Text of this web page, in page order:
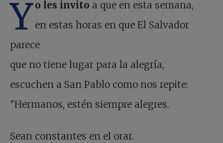
Y o les invito a que en esta semana,
en estas horas en que El Salvador
parece
que no tiene lugar para la alegría,
escuchen a San Pablo como nos repite:
"Hermanos, estén siempre alegres.
Sean constantes en el orar.